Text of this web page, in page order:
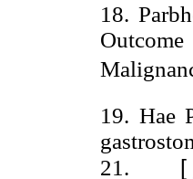
18.
19. Hae
21. [